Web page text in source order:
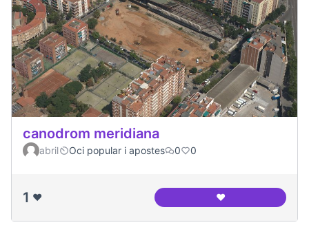
canodrom meridiana
abril Oci popular i apostes 0 0
1 ❤️ ❤️canodrom